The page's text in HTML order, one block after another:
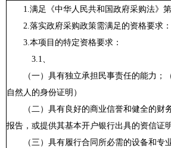
1.满足《中华人民共和国政府采购法》
2.落实政府采购政策需满足的资格要求：
3.本项目的特定资格要求：
3.1、
（一）具有独立承担民事责任的能力；
自然人的身份证明）
（二）具有良好的商业信誉和健全的财
报告， 或提供其基本开户银行出具的资信证
（三）具有履行合同所必需的设备和专